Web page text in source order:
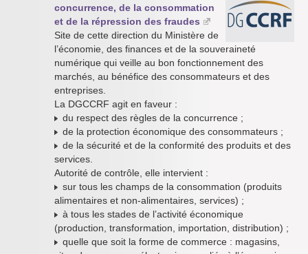
concurrence, de la consommation
et de la répression des fraudes
Site de cette direction du Ministère de
l’économie, des finances et de la souveraineté
numérique qui veille au bon fonctionnement des
marchés, au bénéfice des consommateurs et des
entreprises.
La DGCCRF agit en faveur :
du respect des règles de la concurrence ;
de la protection économique des consommateurs ;
de la sécurité et de la conformité des produits et des
services.
Autorité de contrôle, elle intervient :
sur tous les champs de la consommation (produits
alimentaires et non-alimentaires, services) ;
à tous les stades de l’activité économique
(production, transformation, importation, distribution) ;
quelle que soit la forme de commerce : magasins,